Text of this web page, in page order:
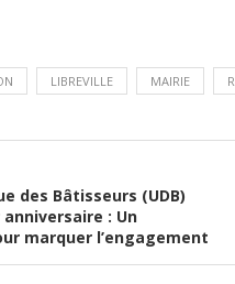
LIBREVILLE MAIRIE
des Bâtisseurs (UDB)
: Un
marquer l’engagement